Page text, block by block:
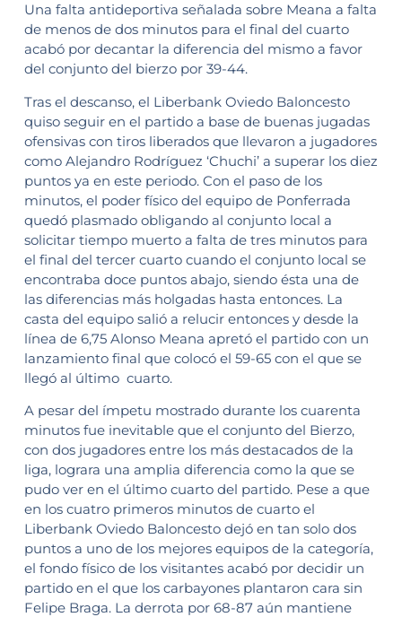
Una falta antideportiva señalada sobre Meana a falta
de menos de dos minutos para el final del cuarto
acabó por decantar la diferencia del mismo a favor
del conjunto del bierzo por 39-44.
Tras el descanso, el Liberbank Oviedo Baloncesto
quiso seguir en el partido a base de buenas jugadas
ofensivas con tiros liberados que llevaron a jugadores
como Alejandro Rodríguez ‘Chuchi’ a superar los diez
puntos ya en este periodo. Con el paso de los
minutos, el poder físico del equipo de Ponferrada
quedó plasmado obligando al conjunto local a
solicitar tiempo muerto a falta de tres minutos para
el final del tercer cuarto cuando el conjunto local se
encontraba doce puntos abajo, siendo ésta una de
las diferencias más holgadas hasta entonces. La
casta del equipo salió a relucir entonces y desde la
línea de 6,75 Alonso Meana apretó el partido con un
lanzamiento final que colocó el 59-65 con el que se
llegó al último cuarto.
A pesar del ímpetu mostrado durante los cuarenta
minutos fue inevitable que el conjunto del Bierzo,
con dos jugadores entre los más destacados de la
liga, lograra una amplia diferencia como la que se
pudo ver en el último cuarto del partido. Pese a que
en los cuatro primeros minutos de cuarto el
Liberbank Oviedo Baloncesto dejó en tan solo dos
puntos a uno de los mejores equipos de la categoría,
el fondo físico de los visitantes acabó por decidir un
partido en el que los carbayones plantaron cara sin
Felipe Braga. La derrota por 68-87 aún mantiene